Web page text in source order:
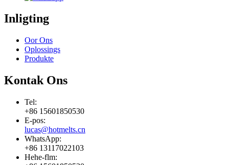
Inligting
Oor Ons
Oplossings
Produkte
Kontak Ons
Tel:
+86 15601850530
E-pos:
lucas@hotmelts.cn
WhatsApp:
+86 13117022103
Hehe-flm: